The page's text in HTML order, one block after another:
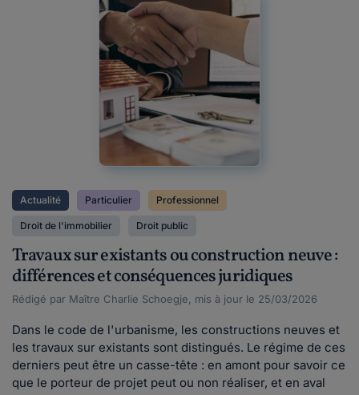
Actualité Particulier Professionnel
Droit de l'immobilier Droit public
Travaux sur existants ou construction neuve :
différences et conséquences juridiques
Rédigé par Maître Charlie Schoegje, mis à jour le 25/03/2026
Dans le code de l'urbanisme, les constructions neuves et
les travaux sur existants sont distingués. Le régime de ces
derniers peut être un casse-tête : en amont pour savoir ce
que le porteur de projet peut ou non réaliser, et en aval